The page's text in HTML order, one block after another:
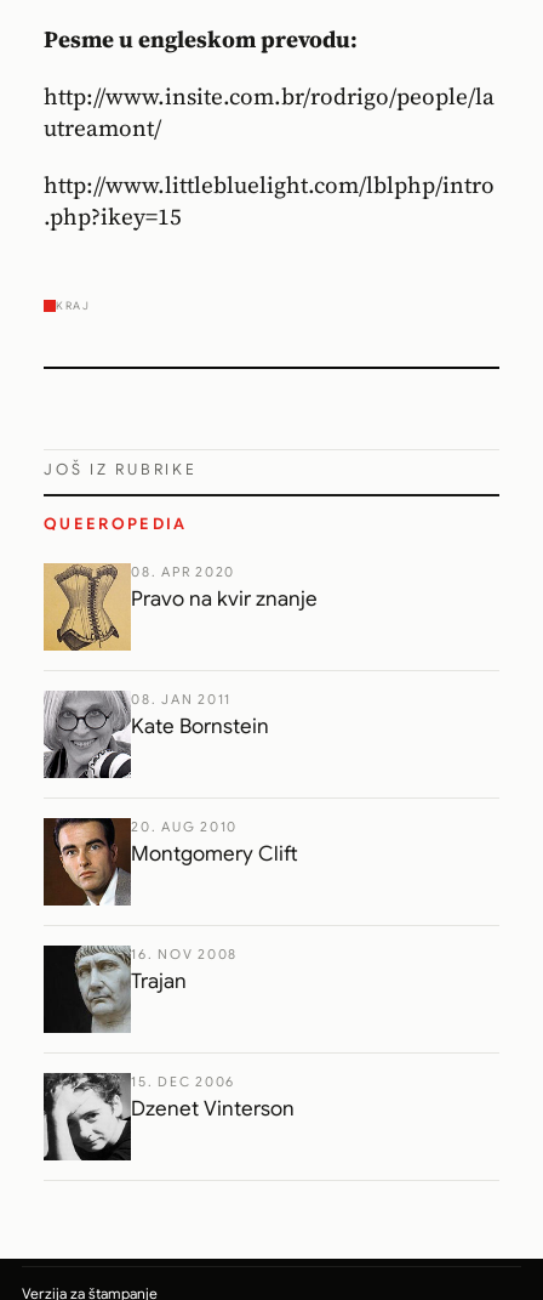
Pesme u engleskom prevodu:
http://www.insite.com.br/rodrigo/people/la
utreamont/
http://www.littlebluelight.com/lblphp/intro
.php?ikey=15
KRAJ
JOŠ IZ RUBRIKE
QUEEROPEDIA
08. APR 2020
Pravo na kvir znanje
08. JAN 2011
Kate Bornstein
20. AUG 2010
Montgomery Clift
16. NOV 2008
Trajan
15. DEC 2006
Dzenet Vinterson
Verzija za štampanje